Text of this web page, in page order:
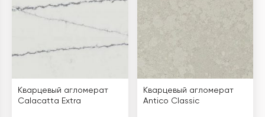
Кварцевый агломерат
Calacatta Extra
Кварцевый агломерат
Antico Classic